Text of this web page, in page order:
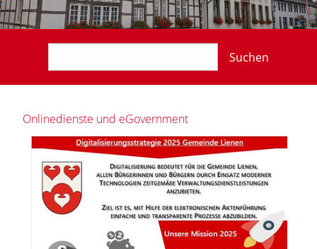
Suchen
Onlinedienste und eGovernment